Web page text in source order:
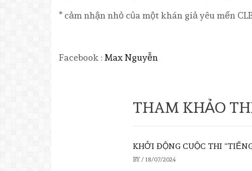
* cảm nhận nhỏ của một khán giả yêu mến
Facebook : Max Nguyễn
THAM KHẢO
KHỞI ĐỘNG CUỘC THI
BY / 18/07/2024